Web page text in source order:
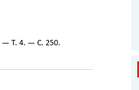
— Т. 4. — С. 250.